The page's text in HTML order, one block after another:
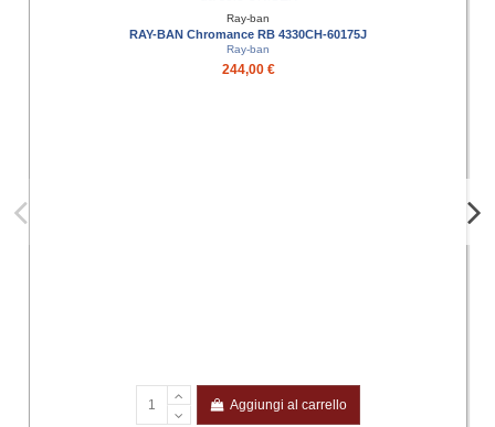
Ray-ban
RAY-BAN Chromance RB 4330CH-60175J
Ray-ban
244,00 €
Aggiungi al carrello